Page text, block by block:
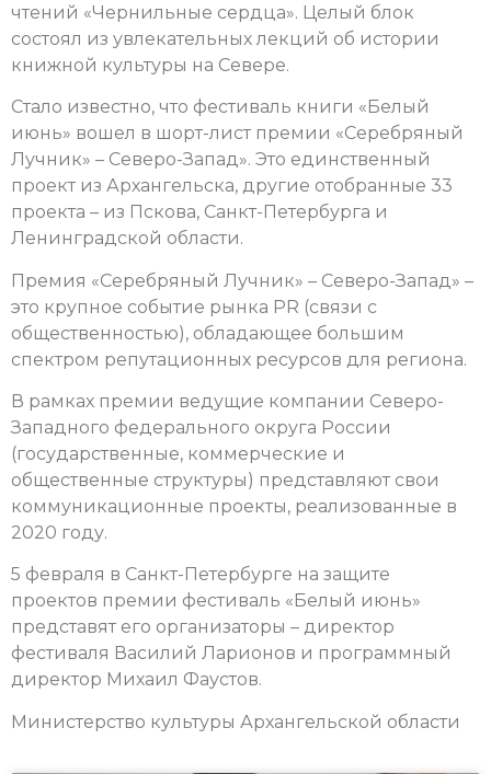
чтений «Чернильные сердца». Целый блок
состоял из увлекательных лекций об истории
книжной культуры на Севере.
Стало известно, что фестиваль книги «Белый
июнь» вошел в шорт-лист премии «Серебряный
Лучник» – Северо-Запад». Это единственный
проект из Архангельска, другие отобранные 33
проекта – из Пскова, Санкт-Петербурга и
Ленинградской области.
Премия «Серебряный Лучник» – Северо-Запад» –
это крупное событие рынка PR (связи с
общественностью), обладающее большим
спектром репутационных ресурсов для региона.
В рамках премии ведущие компании Северо-
Западного федерального округа России
(государственные, коммерческие и
общественные структуры) представляют свои
коммуникационные проекты, реализованные в
2020 году.
5 февраля в Санкт-Петербурге на защите
проектов премии фестиваль «Белый июнь»
представят его организаторы – директор
фестиваля Василий Ларионов и программный
директор Михаил Фаустов.
Министерство культуры Архангельской области